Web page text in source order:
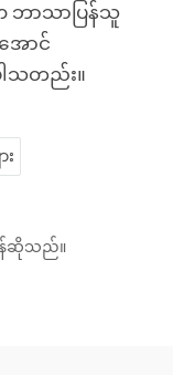
ာသာပြန်သူ
ောင်
သတည်း။
း
န်ဆိုသည်။